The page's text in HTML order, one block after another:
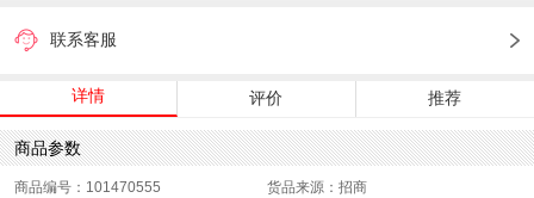
联系客服
详情 评价 推荐
商品参数
商品编号：101470555
货品来源：招商